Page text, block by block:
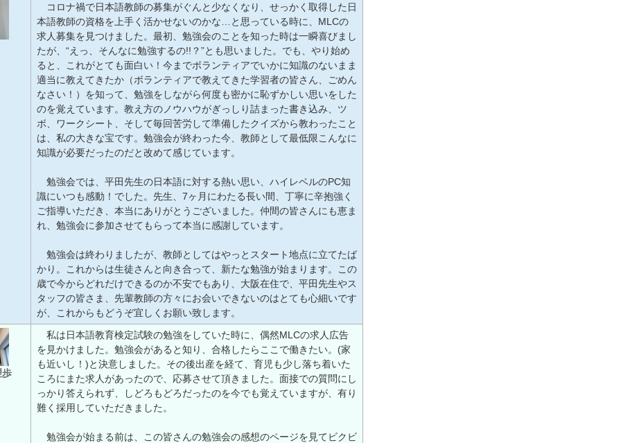
コロナ禍で日本語教師の募集がぐんと少なくなり、せっかく取得した日
本語教師の資格を上手く活かせないのかな…と思っている時に、MLCの
求人募集を見つけました。最初、勉強会のことを知った時は一瞬喜びまし
たが、“えっ、そんなに勉強するの!!？”とも思いました。でも、やり始め
ると、これがとても面白い！今までボランティアでいかに知識のないまま
適当に教えてきたか（ボランティアで教えてきた学習者の皆さん、ごめん
なさい！）を知って、勉強をしながら何度も密かに恥ずかしい思いをした
のを覚えています。教え方のノウハウがぎっしり詰まった書き込み、ツ
ボ、ワークシート、そして毎回苦労して準備したクイズから教わったこと
は、私の大きな宝です。勉強会が終わった今、教師として最低限こんなに
知識が必要だったのだと改めて感じています。
勉強会では、平田先生の日本語に対する熱い思い、ハイレベルのPC知
識にいつも感動！でした。先生、7ヶ月にわたる長い間、丁寧に辛抱強く
ご指導いただき、本当にありがとうございました。仲間の皆さんにも恵ま
れ、勉強会に参加させてもらって本当に感謝しています。
勉強会は終わりましたが、教師としてはやっとスタート地点に立てたば
かり。これからは生徒さんと向き合って、新たな勉強が始まります。この
歳で今からどれだけできるのか不安でもあり、大阪在住で、平田先生やス
タッフの皆さま、先輩教師の方々にお会いできないのはとても心細いです
が、これからもどうぞ宜しくお願い致します。
歩
私は日本語教育検定試験の勉強をしていた時に、偶然MLCの求人広告
を見かけました。勉強会があると知り、合格したらここで働きたい。(家
も近いし！)と決意しました。その後出産を経て、育児も少し落ち着いた
ころにまた求人があったので、応募させて頂きました。面接での質問にし
っかり答えられず、しどろもどろだったのを今でも覚えていますが、有り
難く採用していただきました。
勉強会が始まる前は、この皆さんの勉強会の感想のページを見てビクビ